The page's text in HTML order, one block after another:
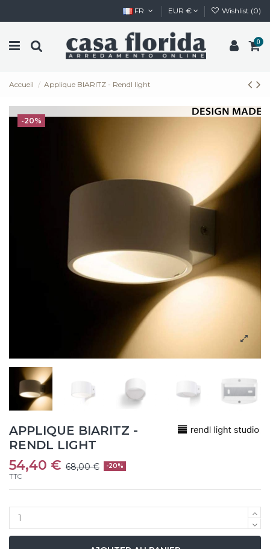
FR EUR € Wishlist (0)
0
Accueil Applique BIARITZ - Rendl light
-20%
APPLIQUE BIARITZ -
RENDL LIGHT
54,40 € 68,00 € -20%
TTC